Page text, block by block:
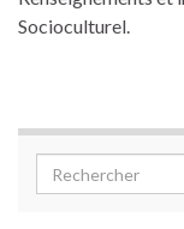
Socioculturel.